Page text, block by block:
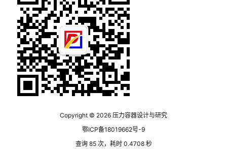
Copyright © 2026 压力容器设计与研究
鄂ICP备18019662号-9
查询 85 次，耗时 0.4708 秒